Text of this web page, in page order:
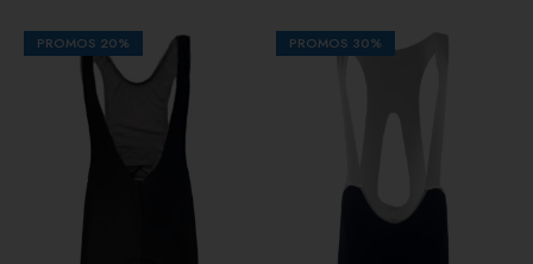
PROMOS 20% PROMOS 30%